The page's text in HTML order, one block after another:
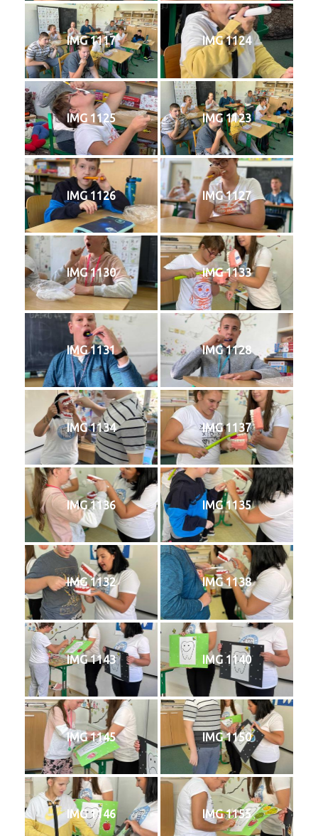
IMG 1117 IMG 1124
IMG 1125 IMG 1123
IMG 1126 IMG 1127
IMG 1130 IMG 1133
IMG 1131 IMG 1128
IMG 1134 IMG 1137
IMG 1136 IMG 1135
IMG 1132 IMG 1138
IMG 1143 IMG 1140
IMG 1145 IMG 1150
IMG 1146 IMG 1155